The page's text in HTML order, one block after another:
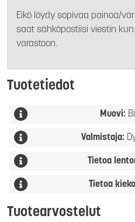
Eikö löydy sopivaa painoa/
saat sähköpostiisi viestin
varastoon.
Tuotetiedot
Muovi:
Valmistaja:
Tietoa
Tietoa
Tuotearvostelut